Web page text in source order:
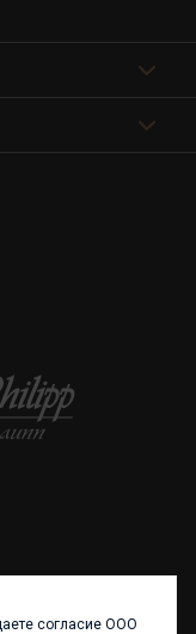
согласие ООО